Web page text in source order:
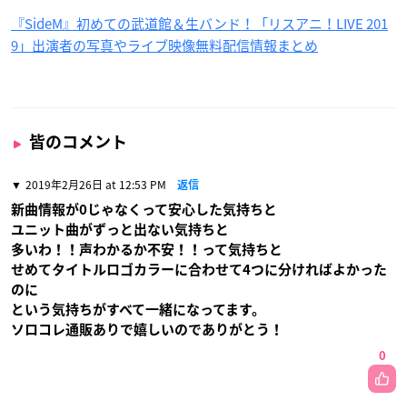
『SideM』初めての武道館＆生バンド！「リスアニ！LIVE 201
9」出演者の写真やライブ映像無料配信情報まとめ
皆のコメント
2019年2月26日 at 12:53 PM 返信
新曲情報が0じゃなくって安心した気持ちと
ユニット曲がずっと出ない気持ちと
多いわ！！声わかるか不安！！って気持ちと
せめてタイトルロゴカラーに合わせて4つに分ければよかった
のに
という気持ちがすべて一緒になってます。
ソロコレ通販ありで嬉しいのでありがとう！
0